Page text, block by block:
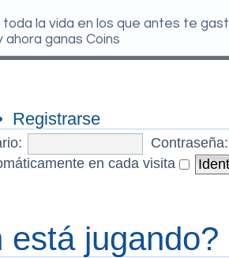
la vida en los que antes te
ahora ganas Coins
Registrarse
Contraseña:
en cada visita
está jugando?